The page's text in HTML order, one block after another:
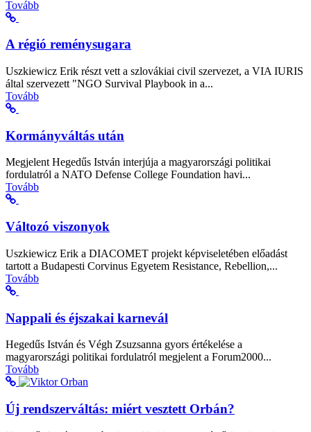
Tovább
A régió reménysugara
Uszkiewicz Erik részt vett a szlovákiai civil szervezet, a VIA IURIS
által szervezett "NGO Survival Playbook in a...
Tovább
Kormányváltás után
Megjelent Hegedűs István interjúja a magyarországi politikai
fordulatról a NATO Defense College Foundation havi...
Tovább
Változó viszonyok
Uszkiewicz Erik a DIACOMET projekt képviseletében előadást
tartott a Budapesti Corvinus Egyetem Resistance, Rebellion,...
Tovább
Nappali és éjszakai karnevál
Hegedűs István és Végh Zsuzsanna gyors értékelése a
magyarországi politikai fordulatról megjelent a Forum2000...
Tovább
Új rendszerváltás: miért vesztett Orbán?